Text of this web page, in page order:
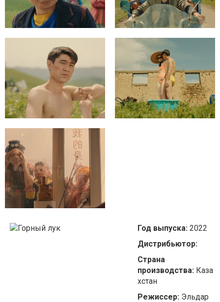
Год выпуска: 2022
Дистрибьютор:
Страна
производства: Каза
хстан
Режиссер: Эльдар